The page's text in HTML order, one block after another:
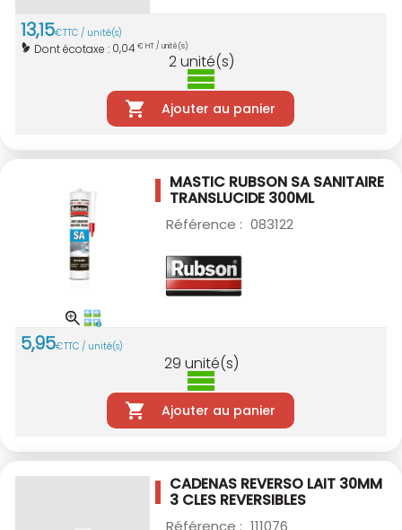
13,15€TTC / unité(s)
Dont écotaxe : 0,04€ HT / unité(s)
2unité(s)
Ajouter au panier
MASTIC RUBSON SA SANITAIRE
TRANSLUCIDE 300ML
Référence : 083122
5,95€TTC / unité(s)
29 unité(s)
Ajouter au panier
CADENAS REVERSO LAIT 30MM
3 CLES REVERSIBLES
Référence : 111076